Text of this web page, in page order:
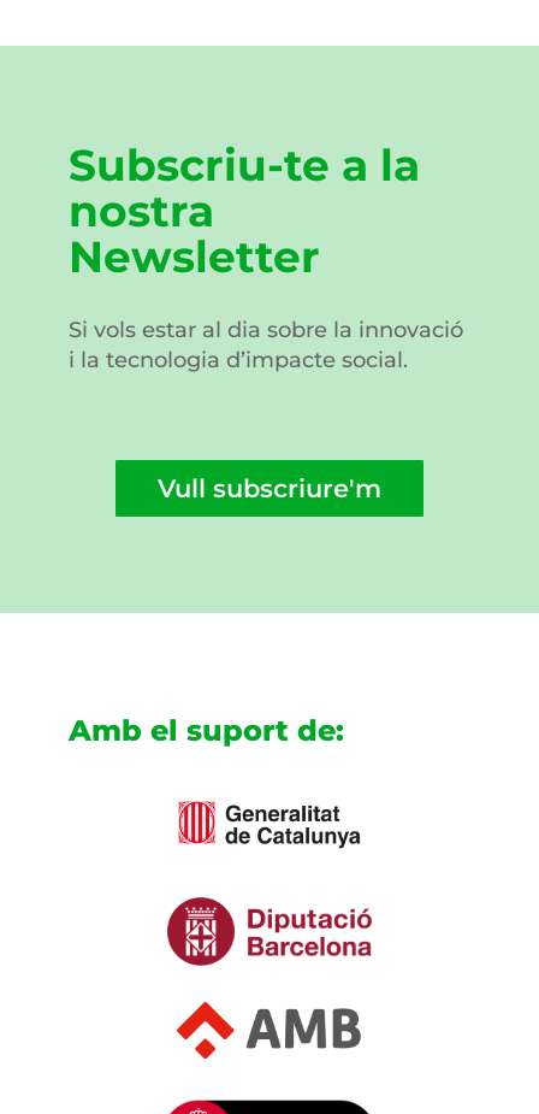
Subscriu-te a la
nostra
Newsletter
Si vols estar al dia sobre la innovació
i la tecnologia d’impacte social.
Vull subscriure'm
Amb el suport de: